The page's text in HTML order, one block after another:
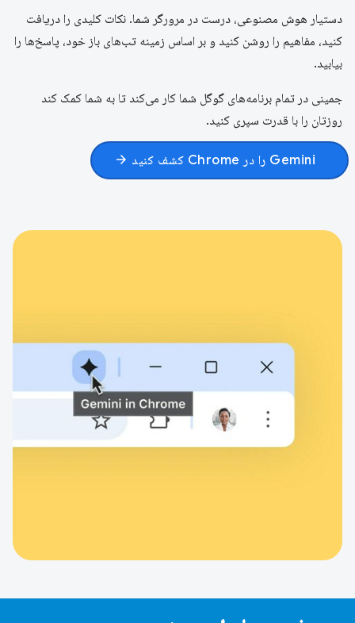
دستیار هوش مصنوعی، درست در مرورگر شما. نکات کلیدی را دریافت
کنید، مفاهیم را روشن کنید و بر اساس زمینه تب‌های باز خود، پاسخ‌ها را
بیابید.
جمینی در تمام برنامه‌های گوگل شما کار می‌کند تا به شما کمک کند
روزتان را با قدرت سپری کنید.
Gemini را در Chrome کشف کنید arrow_forward